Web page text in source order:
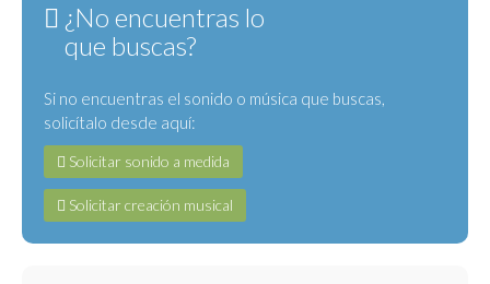
¿No encuentras lo
que buscas?
Si no encuentras el sonido o música que buscas,
solicítalo desde aquí:
Solicitar sonido a medida
Solicitar creación musical